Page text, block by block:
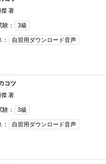
著
： 3級
自習用ダウンロード音声
コツ
著
： 3級
自習用ダウンロード音声